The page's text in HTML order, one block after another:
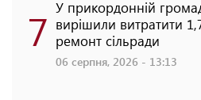
7 У прикордонній
вирішили витратити
ремонт сільради
06 серпня, 2026 - 13:13